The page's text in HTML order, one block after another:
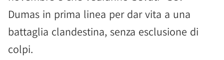
Dumas in prima linea per dar vita a una
battaglia clandestina, senza esclusione di
colpi.